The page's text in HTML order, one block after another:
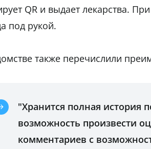
QR и выдает лекарства.
под рукой.
также перечислили
"Хранится полная история
возможность произвести
комментариев с